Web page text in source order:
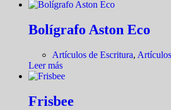
Bolígrafo Aston Eco
Artículos de Escritura,
Leer más
Frisbee